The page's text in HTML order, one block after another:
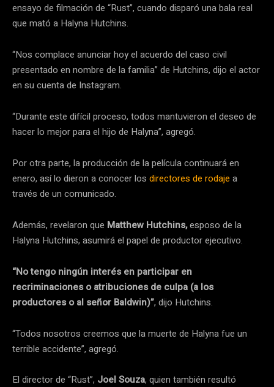
ensayo de filmación de “Rust”, cuando disparó una bala real
que mató a Halyna Hutchins.
“Nos complace anunciar hoy el acuerdo del caso civil
presentado en nombre de la familia” de Hutchins, dijo el actor
en su cuenta de Instagram.
“Durante este difícil proceso, todos mantuvieron el deseo de
hacer lo mejor para el hijo de Halyna”, agregó.
Por otra parte, la producción de la película continuará en
enero, así lo dieron a conocer los directores de rodaje a
través de un comunicado.
Además, revelaron que Matthew Hutchins,esposo de la
Halyna Hutchins, asumirá el papel de productor ejecutivo.
“No tengo ningún interés en participar en
recriminaciones o atribuciones de culpa (a los
productores o al señor Baldwin)”, dijo Hutchins.
“Todos nosotros creemos que la muerte de Halyna fue un
terrible accidente”, agregó.
El director de “Rust”, Joel Souza, quien también resultó